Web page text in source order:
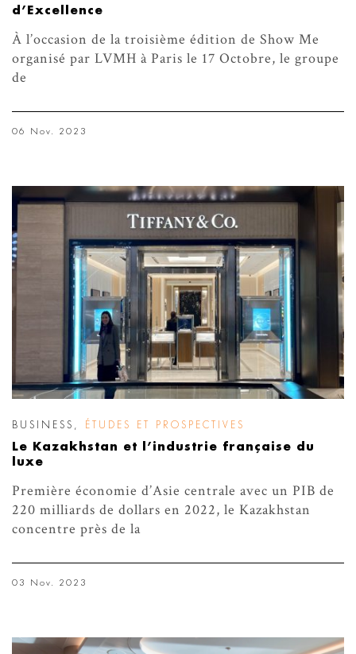
d’Excellence
À l’occasion de la troisième édition de Show Me
organisé par LVMH à Paris le 17 Octobre, le groupe
de
06 Nov. 2023
BUSINESS , ÉTUDES ET PROSPECTIVES
Le Kazakhstan et l’industrie française du
luxe
Première économie d’Asie centrale avec un PIB de
220 milliards de dollars en 2022, le Kazakhstan
concentre près de la
03 Nov. 2023